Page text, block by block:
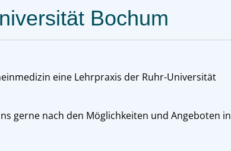
Bochum
eine Lehrpraxis der Ruhr-Universität
gerne nach den Möglichkeiten und Angeboten in